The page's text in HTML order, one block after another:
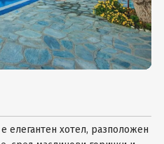
елегантен хотел, разположен